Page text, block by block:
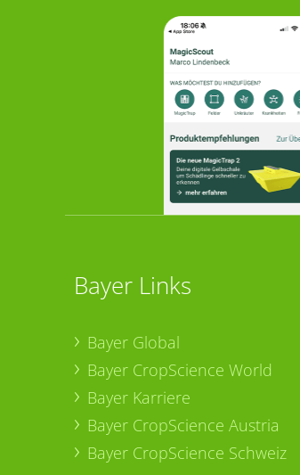
Bayer Links
Bayer Global
Bayer CropScience World
Bayer Karriere
Bayer CropScience Austria
Bayer CropScience Schweiz